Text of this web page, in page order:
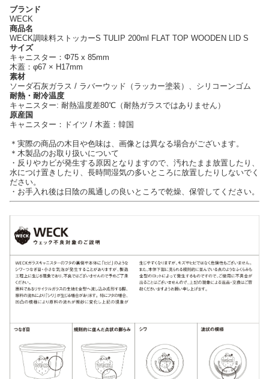
ブランド
WECK
商品名
WECK調味料ストッカーS TULIP 200ml FLAT TOP WOODEN LID S
サイズ
キャニスター：Φ75 x 85mm
木蓋：φ67 × H17mm
素材
ソーダ石灰ガラス / ラバーウッド（ラッカー塗装）、シリコーンゴム
耐熱・耐冷温度
キャニスター: 耐熱温度差80℃（耐熱ガラスではありません）
原産国
キャニスター：ドイツ / 木蓋：韓国
＊実際の商品の木目や色味は、画像とは異なる場合がございます。
＊木製品のお取り扱いについて
・反りやカビが発生する原因となりますので、汚れたまま放置したり、
水につけ置きしたり、長時間湿気の多いところに放置したりしないでく
ださい。
・お手入れ後は日陰の風通しの良いところで乾燥、保管してください。